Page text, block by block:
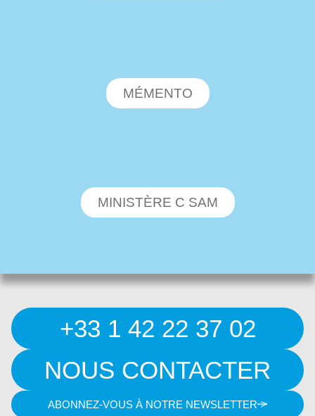
MÉMENTO
MINISTÈRE C SAM
+33 1 42 22 37 02
NOUS CONTACTER
ABONNEZ-VOUS À NOTRE NEWSLETTER